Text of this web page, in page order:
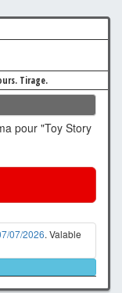
Tirage.
pour "Toy Story
07/2026. Valable